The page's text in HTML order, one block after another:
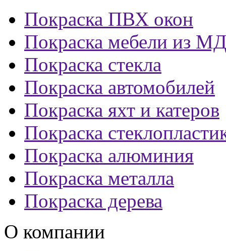
Покраска ПВХ окон
Покраска мебели из
Покраска стекла
Покраска автомобилей
Покраска яхт и катеров
Покраска
Покраска алюминия
Покраска металла
Покраска дерева
О компании